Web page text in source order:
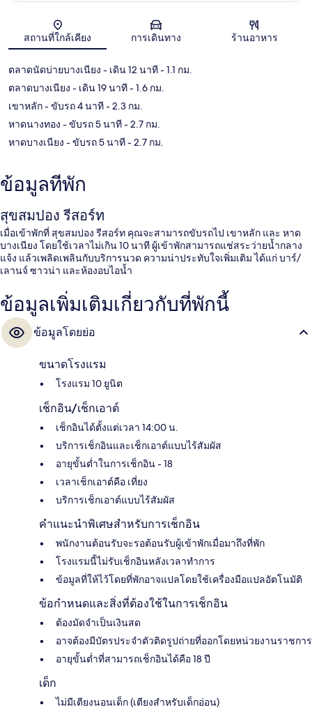
แผนที่
สถานที่ใกล้เคียง การเดินทาง ร้านอาหาร
ตลาดนัดบ่ายบางเนียง - เดิน 12 นาที- 1.1 กม.
ตลาดบางเนียง - เดิน 19 นาที- 1.6 กม.
เขาหลัก- ขับรถ 4 นาที- 2.3 กม.
หาดนางทอง - ขับรถ 5 นาที- 2.7 กม.
หาดบางเนียง - ขับรถ 5 นาที- 2.7 กม.
ข้อมูลที่พัก
สุขสมปอง รีสอร์ท
เมื่อเข้าพักที่ สุขสมปอง รีสอร์ท คุณจะสามารถขับรถไป เขาหลัก และ หาด
บางเนียง โดยใช้เวลาไม่เกิน 10 นาที ผู้เข้าพักสามารถแช่สระว่ายน้ำกลาง
แจ้ง แล้วเพลิดเพลินกับบริการนวด ความน่าประทับใจเพิ่มเติม ได้แก่ บาร์/
เลานจ์ ซาวน่า และห้องอบไอน้ำ
ข้อมูลเพิ่มเติมเกี่ยวกับที่พักนี้
ข้อมูลโดยย่อ
ขนาดโรงแรม
โรงแรม 10 ยูนิต
เช็กอิน/เช็กเอาต์
เช็กอินได้ตั้งแต่เวลา 14:00 น.
บริการเช็กอินและเช็กเอาต์แบบไร้สัมผัส
อายุขั้นต่ำในการเช็กอิน - 18
เวลาเช็กเอาต์คือ เที่ยง
บริการเช็กเอาต์แบบไร้สัมผัส
คำแนะนำพิเศษสำหรับการเช็กอิน
พนักงานต้อนรับจะรอต้อนรับผู้เข้าพักเมื่อมาถึงที่พัก
โรงแรมนี้ไม่รับเช็กอินหลังเวลาทำการ
ข้อมูลที่ให้ไว้โดยที่พักอาจแปลโดยใช้เครื่องมือแปลอัตโนมัติ
ข้อกำหนดและสิ่งที่ต้องใช้ในการเช็กอิน
ต้องมัดจำเป็นเงินสด
อาจต้องมีบัตรประจำตัวติดรูปถ่ายที่ออกโดยหน่วยงานราชการ
อายุขั้นต่ำที่สามารถเช็กอินได้คือ 18 ปี
เด็ก
ไม่มีเตียงนอนเด็ก (เตียงสำหรับเด็กอ่อน)